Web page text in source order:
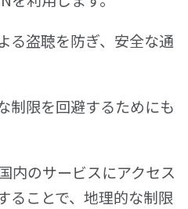
る盗聴を防ぎ、安全な通
制限を回避するためにも
内のサービスにアクセス
ることで、地理的な制限